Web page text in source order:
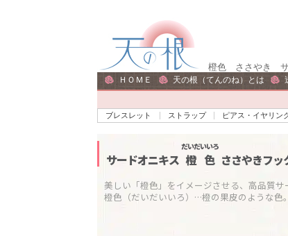
ー
シ
ョ
ス
キ
ッ
ン
ツ
へ
ッ
プ
橙色 ささやき サ
ＨＯＭＥ 天の根（てんのね）とは
ブレスレット ストラップ ピアス・イヤリン
サードオニキス 橙色
だいだいいろ
ささやきフ
美しい「橙色」をイメージさせる、高品質サ
橙色（だいだいいろ）…橙の果皮のような色